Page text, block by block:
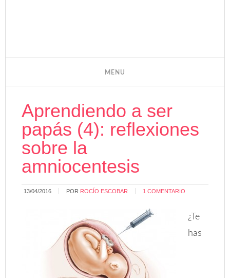
Aprendiendo a ser
papás (4): reflexiones
sobre la
amniocentesis
13/04/2016 POR ROCÍO ESCOBAR 1 COMENTARIO
¿Te
has